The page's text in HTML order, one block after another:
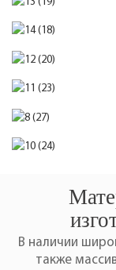
В наличии
также